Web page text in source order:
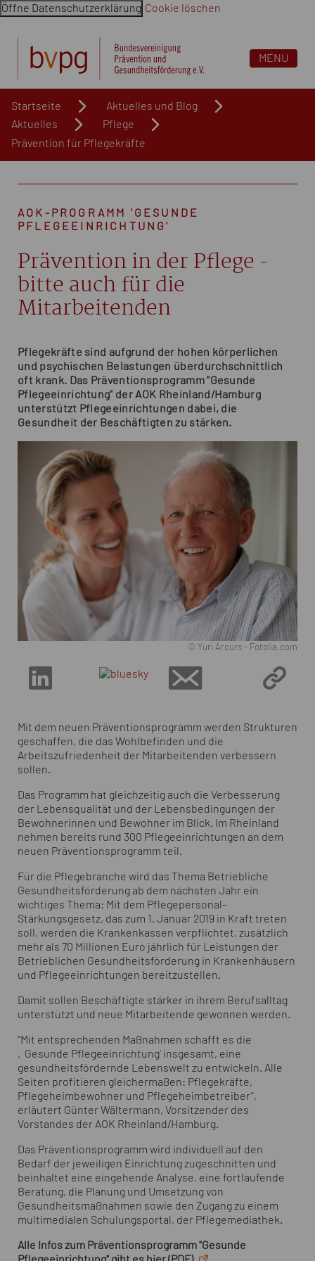
Öffne Datenschutzerklärung Cookie löschen
MENU
Startseite
Aktuelles und Blog
Aktuelles
Pflege
Prävention für Pflegekräfte
AOK-PROGRAMM 'GESUNDE
PFLEGEEINRICHTUNG'
Prävention in der Pflege -
bitte auch für die
Mitarbeitenden
Pflegekräfte sind aufgrund der hohen körperlichen
und psychischen Belastungen überdurchschnittlich
oft krank. Das Präventionsprogramm "Gesunde
Pflegeeinrichtung" der AOK Rheinland/Hamburg
unterstützt Pflegeeinrichtungen dabei, die
Gesundheit der Beschäftigten zu stärken.
© Yuri Arcurs - Fotolia.com
Mit dem neuen Präventionsprogramm werden Strukturen
geschaffen, die das Wohlbefinden und die
Arbeitszufriedenheit der Mitarbeitenden verbessern
sollen.
Das Programm hat gleichzeitig auch die Verbesserung
der Lebensqualität und der Lebensbedingungen der
Bewohnerinnen und Bewohner im Blick. Im Rheinland
nehmen bereits rund 300 Pflegeeinrichtungen an dem
neuen Präventionsprogramm teil.
Für die Pflegebranche wird das Thema Betriebliche
Gesundheitsförderung ab dem nächsten Jahr ein
wichtiges Thema: Mit dem Pflegepersonal-
Stärkungsgesetz, das zum 1. Januar 2019 in Kraft treten
soll, werden die Krankenkassen verpflichtet, zusätzlich
mehr als 70 Millionen Euro jährlich für Leistungen der
Betrieblichen Gesundheitsförderung in Krankenhäusern
und Pflegeeinrichtungen bereitzustellen.
Damit sollen Beschäftigte stärker in ihrem Berufsalltag
unterstützt und neue Mitarbeitende gewonnen werden.
"Mit entsprechenden Maßnahmen schafft es die
‚Gesunde Pflegeeinrichtung‘ insgesamt, eine
gesundheitsfördernde Lebenswelt zu entwickeln. Alle
Seiten profitieren gleichermaßen: Pflegekräfte,
Pflegeheimbewohner und Pflegeheimbetreiber",
erläutert Günter Wältermann, Vorsitzender des
Vorstandes der AOK Rheinland/Hamburg.
Das Präventionsprogramm wird individuell auf den
Bedarf der jeweiligen Einrichtung zugeschnitten und
beinhaltet eine eingehende Analyse, eine fortlaufende
Beratung, die Planung und Umsetzung von
Gesundheitsmaßnahmen sowie den Zugang zu einem
multimedialen Schulungsportal, der Pflegemediathek.
Alle Infos zum Präventionsprogramm "Gesunde